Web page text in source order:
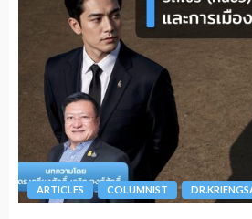
ARTICLES COLUMNIST